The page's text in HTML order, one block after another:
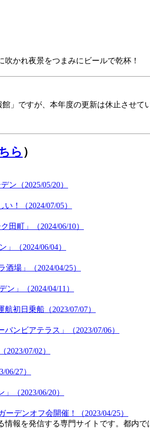
かれ夜景をつまみにビールで乾杯！
」ですが、本年度の更新は休止させ
ら ）
ン（2025/05/20）
！（2024/07/05）
町」（2024/06/10）
（2024/06/04）
場」（2024/04/25）
」（2024/04/11）
初日乗船（2023/07/07）
ンビアテラス」（2023/07/06）
07/02）
27）
（2023/06/20）
デンオフ会開催！（2023/04/25）
報を発信する専門サイトです。都内